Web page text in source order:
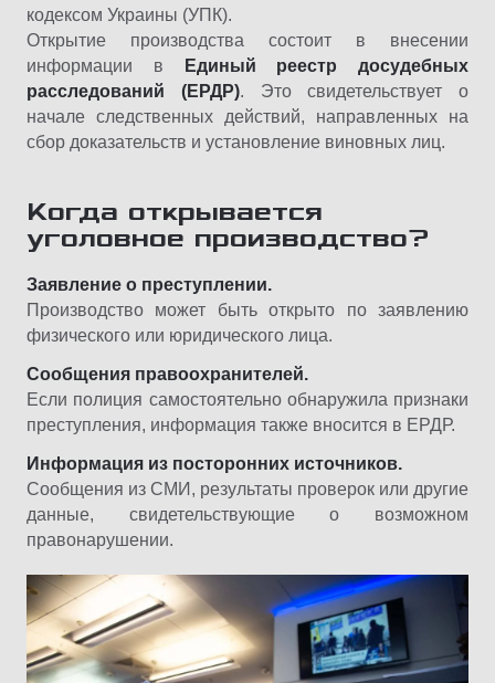
кодексом Украины (УПК).
Открытие производства состоит в внесении
информации в
Единый реестр досудебных
расследований (ЕРДР). Это свидетельствует о
начале следственных действий, направленных на
сбор доказательств и установление виновных лиц.
Когда открывается
уголовное производство?
Заявление о преступлении.
Производство может быть открыто по заявлению
физического или юридического лица.
Сообщения правоохранителей.
Если полиция самостоятельно обнаружила признаки
преступления, информация также вносится в ЕРДР.
Информация из посторонних источников.
Сообщения из СМИ, результаты проверок или другие
данные, свидетельствующие о возможном
правонарушении.